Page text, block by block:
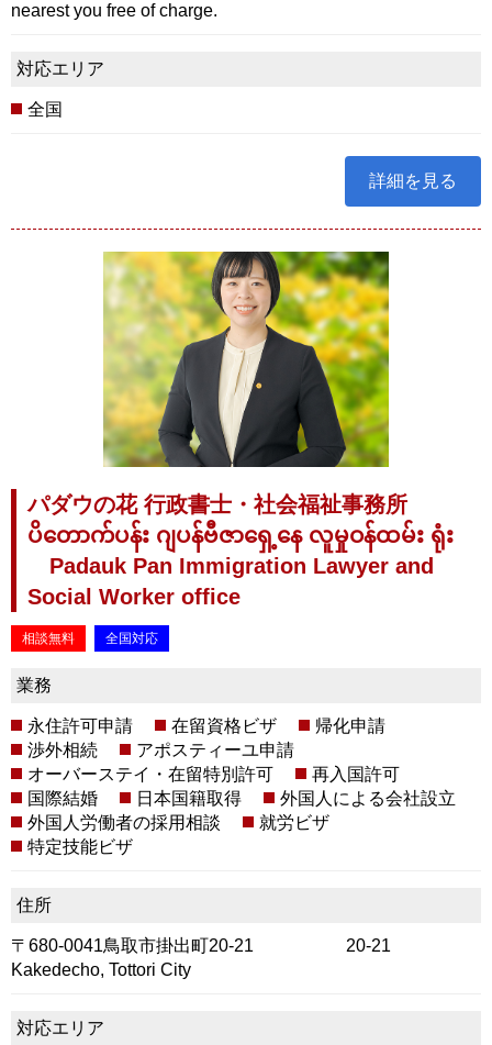
nearest you free of charge.
対応エリア
全国
詳細を見る
パダウの花 行政書士・社会福祉事務所
ပိတောက်ပန်း ဂျပန်ဗီဇာရှေ့နေ လူမှုဝန်ထမ်း ရုံး
Padauk Pan Immigration Lawyer and
Social Worker office
相談無料 全国対応
業務
永住許可申請 在留資格ビザ
帰化申請
渉外相続
アポスティーユ申請
オーバーステイ・在留特別許可
再入国許可
国際結婚
日本国籍取得
外国人による会社設立
外国人労働者の採用相談
就労ビザ
特定技能ビザ
住所
〒680-0041鳥取市掛出町20-21 20-21
Kakedecho, Tottori City
対応エリア